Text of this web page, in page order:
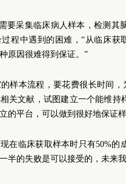
要采集临床病人样本，检测其
程中遇到的困难，“从临床
原因很难得到保证。”
样本流程，要花费很长时间
关文献，试图建立一个能维
的平台，可以做到很好地保证
在临床获取样本时只有50%
半的失败是可以接受的，未来